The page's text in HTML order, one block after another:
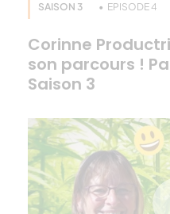
SAISON 3 EPISODE 4
Corinne
son parcours !
Saison 3